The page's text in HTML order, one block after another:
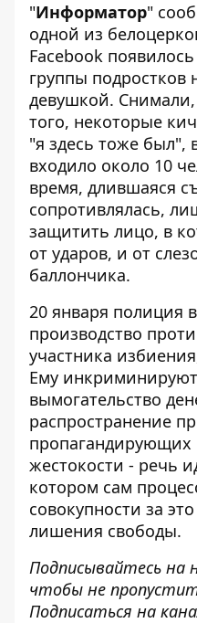
"Информатор"
одной из
Facebook
группы подростков
девушкой.
того, некоторые
"я здесь тоже был",
входило около 10
время, длившаяся
сопротивлялась,
защитить лицо, в
от ударов, и от
баллончика.
20 января полиция
производство
участника
Ему
вымогательство
распространение
пропагандирующих
жестокости - речь
котором сам
совокупности за
лишения свободы.
Подписывайтесь на
чтобы не
Подписаться на